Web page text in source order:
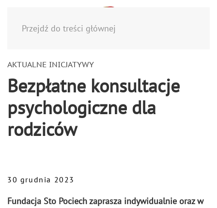
Przejdź do treści głównej
AKTUALNE INICJATYWY
Bezpłatne konsultacje
psychologiczne dla
rodziców
30 grudnia 2023
Fundacja Sto Pociech zaprasza indywidualnie oraz w